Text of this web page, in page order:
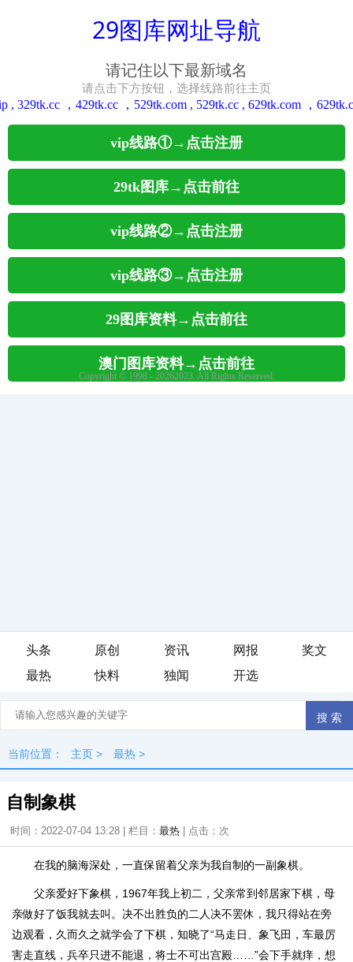
头条 原创 资讯 网报
奖文
最热
快料 独闻 开选
当前位置： 主页 > 最热 >
自制象棋
时间：2022-07-04 13:28 | 栏目： 最热 | 点击： 次
在我的脑海深处，一直保留着父亲为我自制的一副象棋。
父亲爱好下象棋，1967年我上初二，父亲常到邻居家下棋，母
亲做好了饭我就去叫。决不出胜负的二人决不罢休，我只得站在旁
边观看，久而久之就学会了下棋，知晓了“马走日、象飞田，车最厉
害走直线，兵卒只进不能退，将士不可出宫殿……”会下手就痒，想